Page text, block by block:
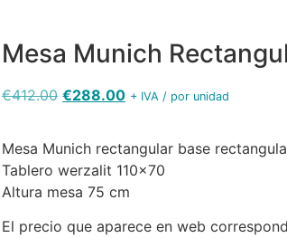
Mesa Munich
€412.00 €288.00 + IVA / por unidad
Mesa Munich rectangular base
Tablero werzalit 110×70
Altura mesa 75 cm
El precio que aparece en web